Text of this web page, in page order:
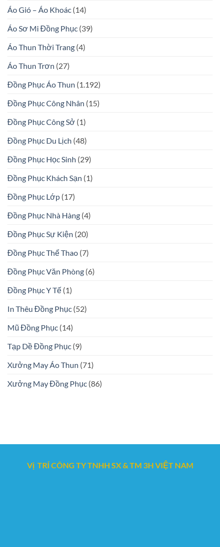
Áo Gió – Áo Khoác (14)
Áo Sơ Mi Đồng Phục (39)
Áo Thun Thời Trang (4)
Áo Thun Trơn (27)
Đồng Phục Áo Thun (1.192)
Đồng Phục Công Nhân (15)
Đồng Phục Công Sở (1)
Đồng Phục Du Lịch (48)
Đồng Phục Học Sinh (29)
Đồng Phục Khách Sạn (1)
Đồng Phục Lớp (17)
Đồng Phục Nhà Hàng (4)
Đồng Phục Sự Kiện (20)
Đồng Phục Thể Thao (7)
Đồng Phục Văn Phòng (6)
Đồng Phục Y Tế (1)
In Thêu Đồng Phục (52)
Mũ Đồng Phục (14)
Tạp Dề Đồng Phục (9)
Xưởng May Áo Thun (71)
Xưởng May Đồng Phục (86)
Vị TRÍ CÔNG TY TNHH SX & TM 3H VIỆT NAM